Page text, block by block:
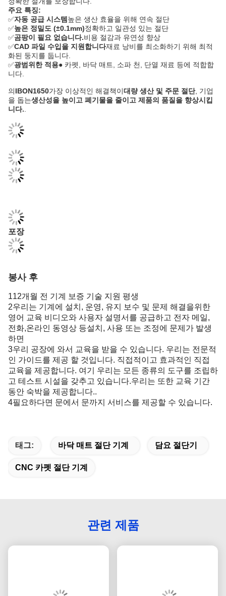
주요 특징:
✅자동 공급 시스템 높은 생산 효율을 위해 연속 절단
✅높은 정밀도 (±0.1mm)정확하고 일관성 있는 절단
✅곰팡이 필요 없습니다.비용 절감과 유연성 향상
✅CAD 파일 수입을 지원합니다재료 낭비를 최소화하기 위해 최적
화된 둥지를 둡니다.
✅광범위한 적용● 카펫, 바닥 매트, 소파 천, 단열 재료 등에 적합합
니다.
의IBON1650가장 이상적인 해결책이대량 생산 및 주문 절단, 기업
을 돕는생산성을 높이고 폐기물을 줄이고 제품의 품질을 향상시킵
니다.
포장
봉사 후
112개월 전 기계 보증 기술 지원 평생
2우리는 기계에 설치, 운영, 유지 보수 및 문제 해결을위한
영어 교육 비디오와 사용자 설명서를 공급하고 전자 메일,
전화,온라인 동영상 등설치, 사용 또는 조정에 문제가 발생
하면
3우리 공장에 와서 교육을 받을 수 있습니다. 우리는 전문적
인 가이드를 제공 할 것입니다. 직접적이고 효과적인 직접
교육을 제공합니다. 여기 우리는 모든 종류의 도구를 조립하
고 테스트 시설을 갖추고 있습니다.우리는 또한 교육 기간
동안 숙박을 제공합니다..
4필요하다면 문에서 문까지 서비스를 제공할 수 있습니다.
태그: 바닥 매트 절단 기계 담요 절단기
CNC 카펫 절단 기계
관련 제품